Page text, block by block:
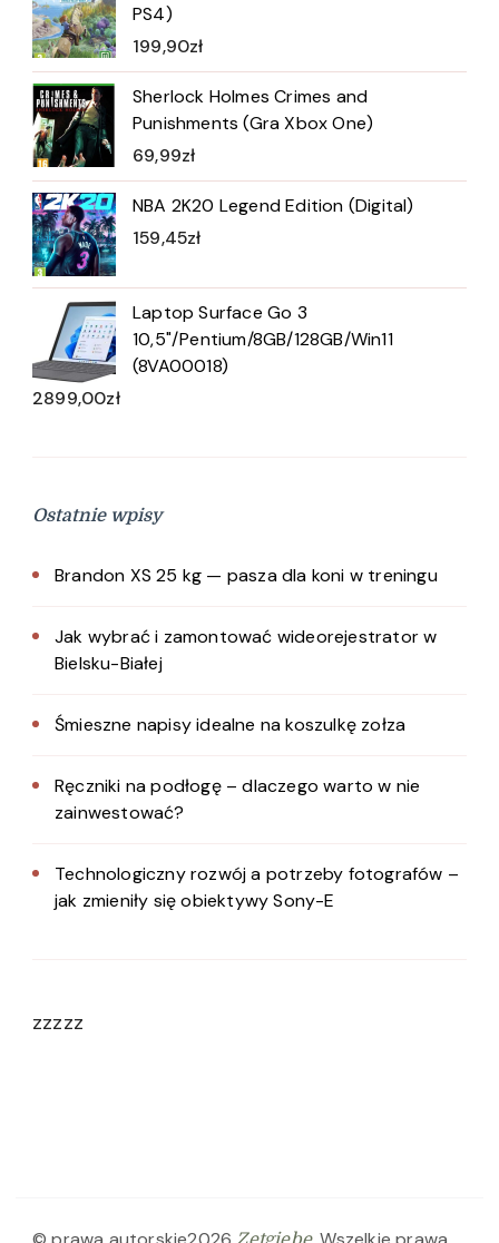
PS4)
199,90zł
Sherlock Holmes Crimes and
Punishments (Gra Xbox One)
69,99zł
NBA 2K20 Legend Edition (Digital)
159,45zł
Laptop Surface Go 3
10,5"/Pentium/8GB/128GB/Win11
(8VA00018)
2899,00zł
Ostatnie wpisy
Brandon XS 25 kg — pasza dla koni w treningu
Jak wybrać i zamontować wideorejestrator w
Bielsku-Białej
Śmieszne napisy idealne na koszulkę zołza
Ręczniki na podłogę – dlaczego warto w nie
zainwestować?
Technologiczny rozwój a potrzeby fotografów –
jak zmieniły się obiektywy Sony-E
zzzzz